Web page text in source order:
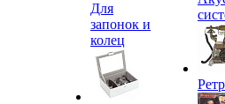
Для
запонок и
колец